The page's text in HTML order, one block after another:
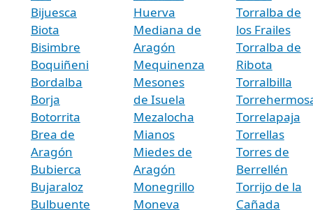
Bijuesca
Biota
Bisimbre
Boquiñeni
Bordalba
Borja
Botorrita
Brea de
Aragón
Bubierca
Bujaraloz
Bulbuente
Huerva
Mediana de
Aragón
Mequinenza
Mesones
de Isuela
Mezalocha
Mianos
Miedes de
Aragón
Monegrillo
Moneva
Torralba de
los Frailes
Torralba de
Ribota
Torralbilla
Torrelapaja
Torrellas
Torres de
Berrellén
Torrijo de la
Cañada